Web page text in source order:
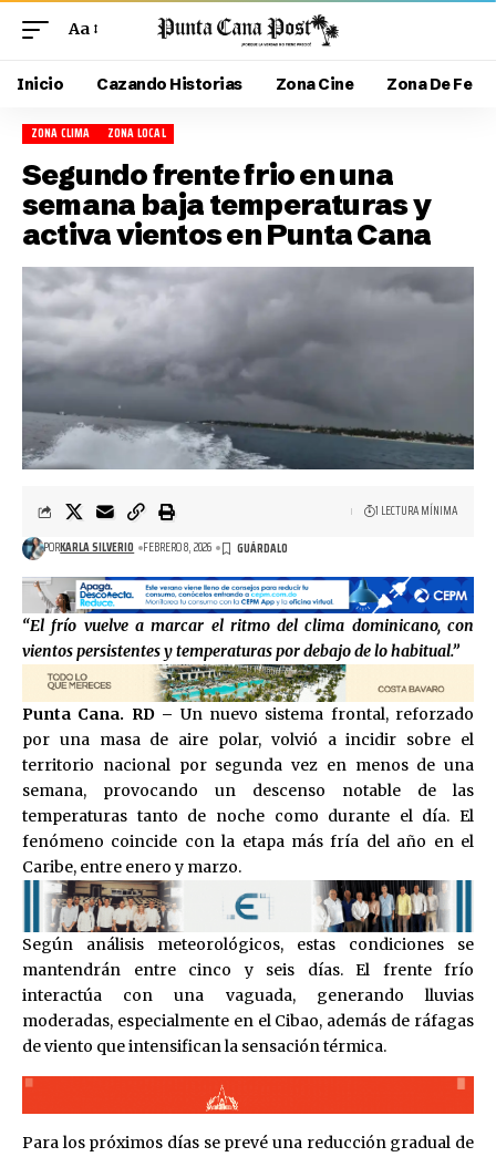
Aa
Inicio Cazando Historias Zona Cine Zona De Fe
ZONA CLIMA ZONA LOCAL
Segundo frente frio en una
semana baja temperaturas y
activa vientos en Punta Cana
PORKARLA SILVERIO FEBRERO 8, 2026
1 LECTURA MÍNIMA
“El frío vuelve a marcar el ritmo del clima dominicano, con
vientos persistentes y temperaturas por debajo de lo habitual.”
Punta Cana. RD – Un nuevo sistema frontal, reforzado
por una masa de aire polar, volvió a incidir sobre el
territorio nacional por segunda vez en menos de una
semana, provocando un descenso notable de las
temperaturas tanto de noche como durante el día. El
fenómeno coincide con la etapa más fría del año en el
Caribe, entre enero y marzo.
Según análisis meteorológicos, estas condiciones se
mantendrán entre cinco y seis días. El frente frío
interactúa con una vaguada, generando lluvias
moderadas, especialmente en el Cibao, además de ráfagas
de viento que intensifican la sensación térmica.
Para los próximos días se prevé una reducción gradual de